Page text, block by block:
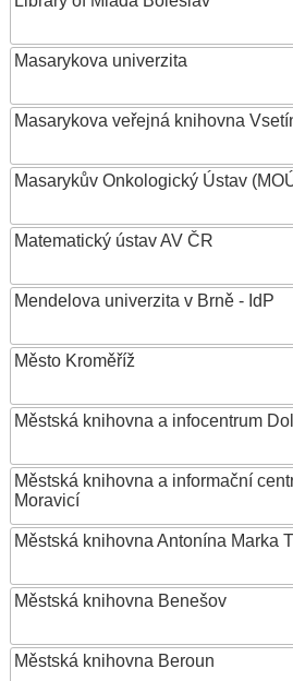
Masarykova univerzita
Masarykova veřejná knihovna
Masarykův Onkologický Ústav
Matematický ústav AV ČR
Mendelova univerzita v Brně - IdP
Město Kroměříž
Městská knihovna a infocentrum
Městská knihovna a informační
Moravicí
Městská knihovna Antonína Marka
Městská knihovna Benešov
Městská knihovna Beroun